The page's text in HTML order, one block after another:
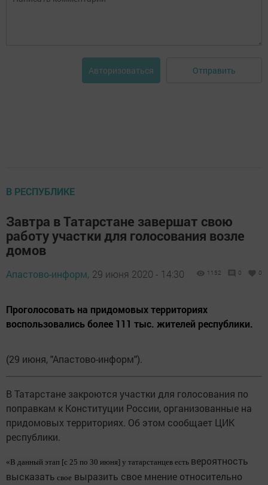
Авторизоваться Отправить
В РЕСПУБЛИКЕ
Завтра в Татарстане завершат свою
работу участки для голосования возле
домов
Апастово-информ, 29 июня 2020 - 14:30 1152 0 0
Проголосовать на придомовых территориях
воспользовались более 111 тыс. жителей республики.
(29 июня, "Апастово-информ").
В Татарстане закроются участки для голосования по
поправкам к Конституции России, организованные на
придомовых территориях. Об этом сообщает ЦИК
республики.
«В данный этап [c 25 по 30 июня] у татарстанцев есть вероятность
высказать свое выразить свое мнение относительно